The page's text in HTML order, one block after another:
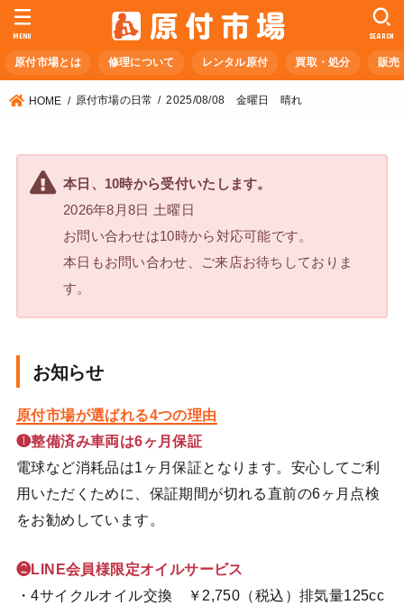
原付市場とは 修理について レンタル原付 買取・処分 販売
SEARCH
MENU
HOME 原付市場の日常 2025/08/08 金曜日 晴れ
本日、10時から受付いたします。
2026年8月8日 土曜日
お問い合わせは10時から対応可能です。
本日もお問い合わせ、ご来店お待ちしておりま
す。
お知らせ
原付市場が選ばれる4つの理由
❶整備済み車両は6ヶ月保証
電球など消耗品は1ヶ月保証となります。安心してご利
用いただくために、保証期間が切れる直前の6ヶ月点検
をお勧めしています。
❷LINE会員様限定オイルサービス
・4サイクルオイル交換 ￥2,750（税込）排気量125cc